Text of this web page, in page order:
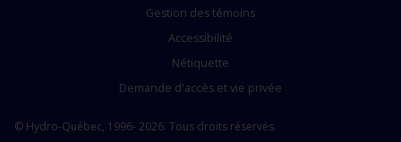
Gestion des témoins
Accessibilité
Nétiquette
Demande d'accès et vie privée
© Hydro-Québec, 1996- 2026. Tous droits réservés.